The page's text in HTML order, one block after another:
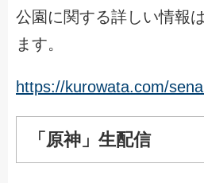
公園に関する詳しい情報
ます。
https://kurowata.com/
「原神」生配信